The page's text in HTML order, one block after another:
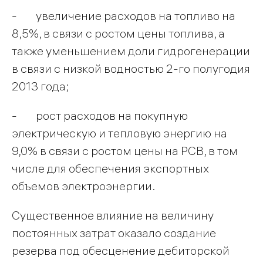
- увеличение расходов на топливо на
8,5%, в связи с ростом цены топлива, а
также уменьшением доли гидрогенерации
в связи с низкой водностью 2-го полугодия
2013 года;
- рост расходов на покупную
электрическую и тепловую энергию на
9,0% в связи с ростом цены на РСВ, в том
числе для обеспечения экспортных
объемов электроэнергии.
Существенное влияние на величину
постоянных затрат оказало создание
резерва под обесценение дебиторской